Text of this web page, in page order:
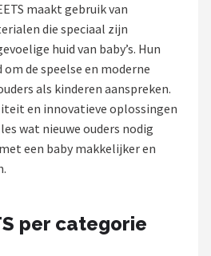
maakt gebruik van
die speciaal zijn
huid van baby’s. Hun
de speelse en moderne
als kinderen aanspreken.
en innovatieve oplossingen
wat nieuwe ouders nodig
een baby makkelijker en
per categorie